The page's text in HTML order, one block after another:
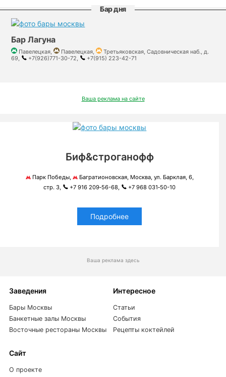
Бар дня
Бар Лагуна
Павелецкая, Павелецкая,
Третьяковская, Садовническая наб., д.
69,
+7(926)771-30-72, +7(915) 223-42-71
Ваша реклама на сайте
Биф&строганофф
Парк Победы,
Багратионовская, Москва, ул. Барклая, 6,
стр. 3,
+7 916 209‑56-68, +7 968 031‑50-10
Подробнее
Ваша реклама здесь
Заведения
Бары Москвы
Банкетные залы Москвы
Восточные рестораны Москвы
Интересное
Статьи
События
Рецепты коктейлей
Сайт
О проекте